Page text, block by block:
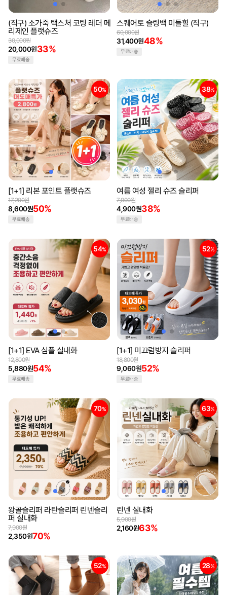
겉감: 인조가죽
밑창: PVC 사출창
구두 높이: 2cm
(직구) 소가죽 택스처 코팅 레더 메
리제인 플랫슈즈
20,000원33%
30,000원
무료배송
스퀘어토 슬링백 미들힐 (직구)
31,400원48%
60,000원
무료배송
50%
[1+1] 리본 포인트 플랫슈즈
8,600원50%
17,200원
무료배송
38%
여름 여성 젤리 슈즈 슬리퍼
4,900원38%
7,900원
무료배송
54%
[1+1] EVA 심플 실내화
5,880원54%
12,800원
무료배송
52%
[1+1] 미끄럼방지 슬리퍼
9,060원52%
18,800원
무료배송
70%
왕골슬리퍼 라탄슬리퍼 린넨슬리
퍼 실내화
2,350원70%
7,900원
63%
린넨 실내화
2,160원63%
5,900원
52% 28%